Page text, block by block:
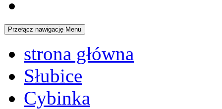
Przełącz nawigację Menu
strona główna
Słubice
Cybinka